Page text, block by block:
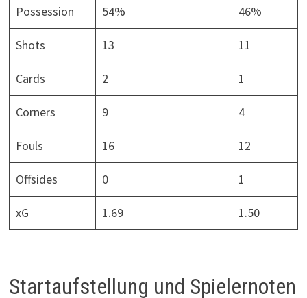
Possession 54% 46%
Shots 13 11
Cards 2 1
Corners 9 4
Fouls 16 12
Offsides 0 1
xG 1.69 1.50
Startaufstellung und Spielernoten